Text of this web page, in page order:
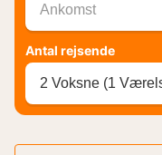
Ankomst
Antal rejsende
2 Voksne (1